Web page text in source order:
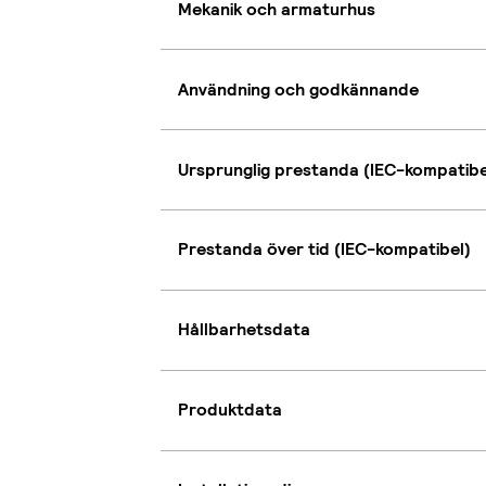
Mekanik och armaturhus
Användning och godkännande
Ursprunglig prestanda (IEC-
Prestanda över tid (IEC-kompatibel)
Hållbarhetsdata
Produktdata